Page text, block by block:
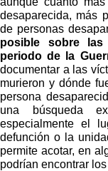
desaparecida, más
de personas
posible sobre las
periodo de la
documentar a las
murieron y dónde
persona
una búsqueda
especialmente el
defunción o la
permite acotar, en
podrían encontrar